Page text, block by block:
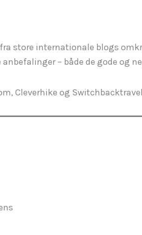
store internationale blogs
– både de gode og
Cleverhike og